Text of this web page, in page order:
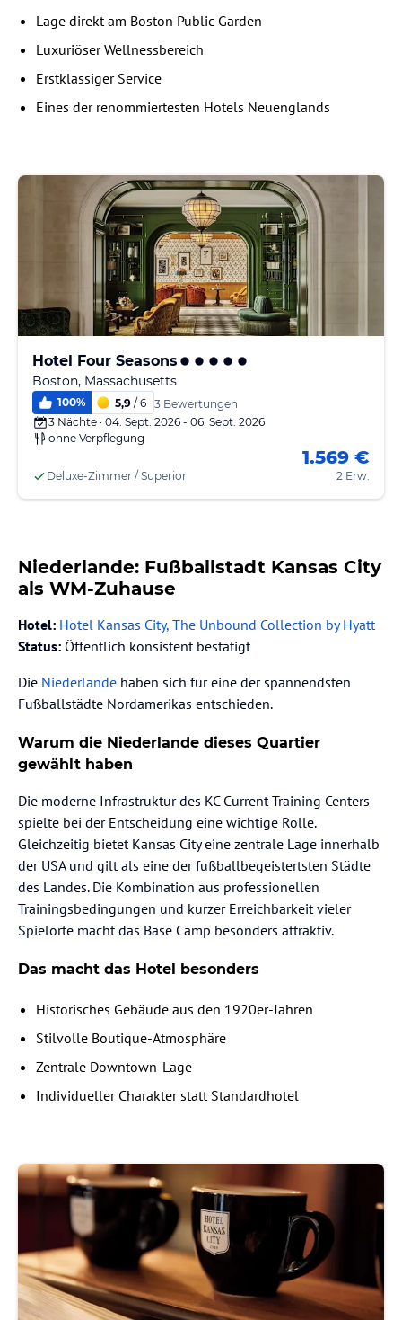
Lage direkt am Boston Public Garden
Luxuriöser Wellnessbereich
Erstklassiger Service
Eines der renommiertesten Hotels Neuenglands
Hotel Four Seasons
Boston, Massachusetts
100% 5,9 / 6 3 Bewertungen
3 Nächte · 04. Sept. 2026 - 06. Sept. 2026
ohne Verpflegung
Deluxe-Zimmer / Superior
1.569 €
2 Erw.
Niederlande: Fußballstadt Kansas City
als WM-Zuhause
Hotel: Hotel Kansas City, The Unbound Collection by Hyatt
Status: Öffentlich konsistent bestätigt
Die Niederlande haben sich für eine der spannendsten
Fußballstädte Nordamerikas entschieden.
Warum die Niederlande dieses Quartier
gewählt haben
Die moderne Infrastruktur des KC Current Training Centers
spielte bei der Entscheidung eine wichtige Rolle.
Gleichzeitig bietet Kansas City eine zentrale Lage innerhalb
der USA und gilt als eine der fußballbegeistertsten Städte
des Landes. Die Kombination aus professionellen
Trainingsbedingungen und kurzer Erreichbarkeit vieler
Spielorte macht das Base Camp besonders attraktiv.
Das macht das Hotel besonders
Historisches Gebäude aus den 1920er-Jahren
Stilvolle Boutique-Atmosphäre
Zentrale Downtown-Lage
Individueller Charakter statt Standardhotel